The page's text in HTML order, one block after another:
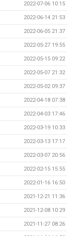
2022-07-06 10:15
2022-06-14 21:53
2022-06-05 21:37
2022-05-27 19:55
2022-05-15 09:22
2022-05-07 21:32
2022-05-02 09:37
2022-04-18 07:38
2022-04-03 17:46
2022-03-19 10:33
2022-03-13 17:17
2022-03-07 20:56
2022-02-15 15:55
2022-01-16 16:50
2021-12-21 11:36
2021-12-08 10:29
2021-11-27 08:26